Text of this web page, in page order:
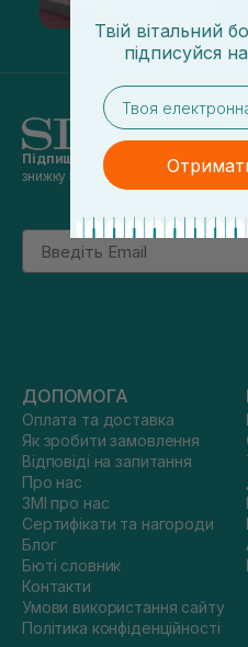
Підпишись на наші новинита
знижку 5% на перше замовлення
Email
ДОПОМОГА
Оплата та доставка
Як зробити замовлення
Відповіді на запитання
Про нас
ЗМІ про нас
Сертифікати та нагороди
Блог
Бюті словник
Контакти
Умови використання сайту
Політика конфіденційності
Твій вітальний
підписуйся на
email